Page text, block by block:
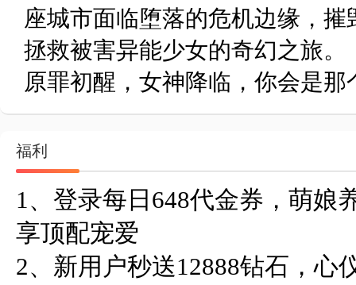
座城市面临堕落的危机边缘，
拯救被害异能少女的奇幻之旅。
原罪初醒，女神降临，你会是那
福利
1、登录每日648代金券，萌娘
享顶配宠爱
2、新用户秒送12888钻石，心